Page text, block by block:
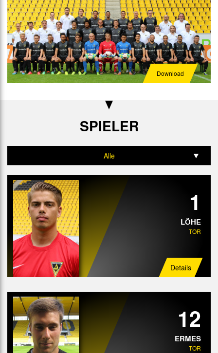
Download
SPIELER
Alle
Tor
Mittelfeld
Angriff
1
LÖHE
TOR
Details
12
ERMES
TOR